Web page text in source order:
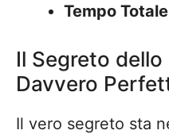
Tempo
Il Segreto
Davvero
Il vero segreto sta